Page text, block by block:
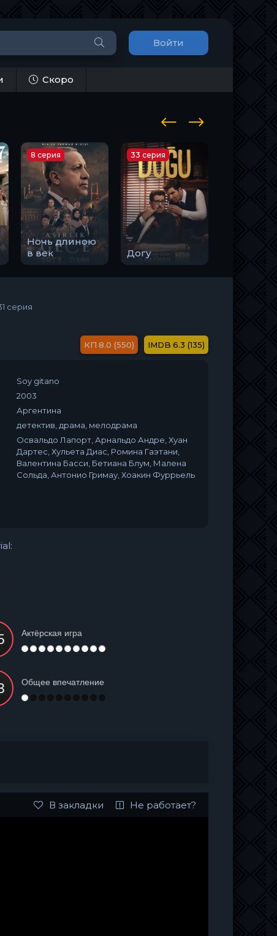
Войти
Скоро
Ночь длиною
в век
8 серия
Догу
33 серия
серия
8.0 (550) 6.3 (135)
Soy gitano
2003
Аргентина
детектив, драма, мелодрама
Освальдо Лапорт, Арнальдо Андре, Хуан
Дартес, Хульета Диас, Ромина Гаэтани,
Валентина Басси, Бетиана Блум, Малена
Сольда, Антонио Гримау, Хоакин Фуррьель
Актёрская игра
Общее впечатление
В закладки Не работает?